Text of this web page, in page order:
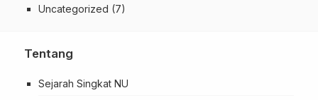
Uncategorized (7)
Tentang
Sejarah Singkat NU